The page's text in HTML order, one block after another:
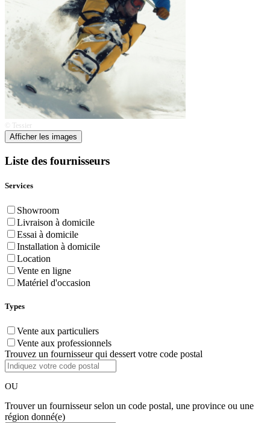
© Tessier
Afficher les images
Liste des fournisseurs
Services
Showroom
Livraison à domicile
Essai à domicile
Installation à domicile
Location
Vente en ligne
Matériel d'occasion
Types
Vente aux particuliers
Vente aux professionnels
Trouvez un fournisseur qui dessert votre code postal
OU
Trouver un fournisseur selon un code postal, une province ou une
région donné(e)